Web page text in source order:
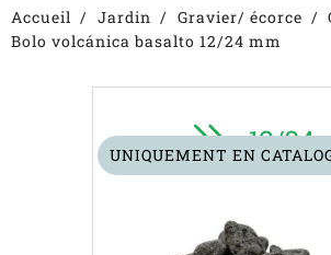
Accueil Jardin Gravier/ écorce
Bolo volcánica basalto 12/24 mm
UNIQUEMENT EN